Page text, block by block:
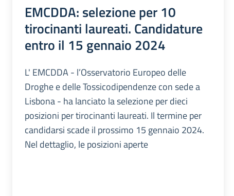
EMCDDA: selezione per 10
tirocinanti laureati. Candidature
entro il 15 gennaio 2024
L' EMCDDA - l’Osservatorio Europeo delle
Droghe e delle Tossicodipendenze con sede a
Lisbona - ha lanciato la selezione per dieci
posizioni per tirocinanti laureati. Il termine per
candidarsi scade il prossimo 15 gennaio 2024.
Nel dettaglio, le posizioni aperte